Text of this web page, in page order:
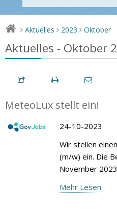
> Aktuelles > 2023 > Oktober
Aktuelles - Oktober
MeteoLux stellt ein!
24-10-2023
Wir stellen
(m/w) ein. Die
November
Mehr Lesen